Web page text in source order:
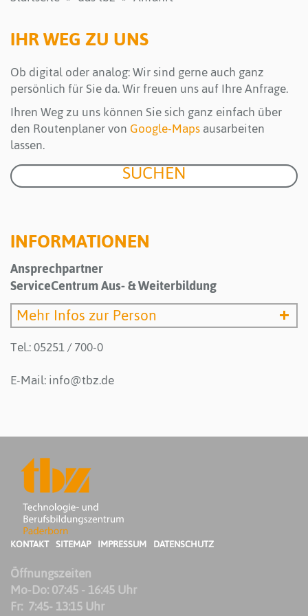
IHR WEG ZU UNS
Ob digital oder analog: Wir sind gerne auch ganz
persönlich für Sie da. Wir freuen uns auf Ihre Anfrage.
Ihren Weg zu uns können Sie sich ganz einfach über
den Routenplaner vonGoogle-Mapsausarbeiten
lassen.
INFORMATIONEN
Ansprechpartner
ServiceCentrum Aus- & Weiterbildung
Mehr Infos zur Person
Tel.: 05251 / 700-0
E-Mail:info@tbz.de
KONTAKT SITEMAP IMPRESSUM DATENSCHUTZ
Öffnungszeiten
Mo-Do: 07:45 - 16:45 Uhr
Fr: 7:45- 13:15 Uhr